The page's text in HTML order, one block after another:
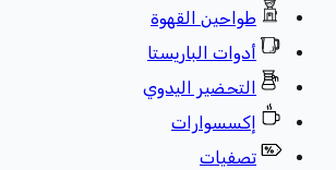
طواحين القهوة
أدوات الباريستا
التحضير اليدوي
إكسسوارات
تصفيات